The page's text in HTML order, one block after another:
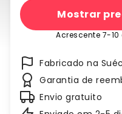
Mostrar
Acrescente 7-
Fabricado na
Garantia de
Envio gratuito